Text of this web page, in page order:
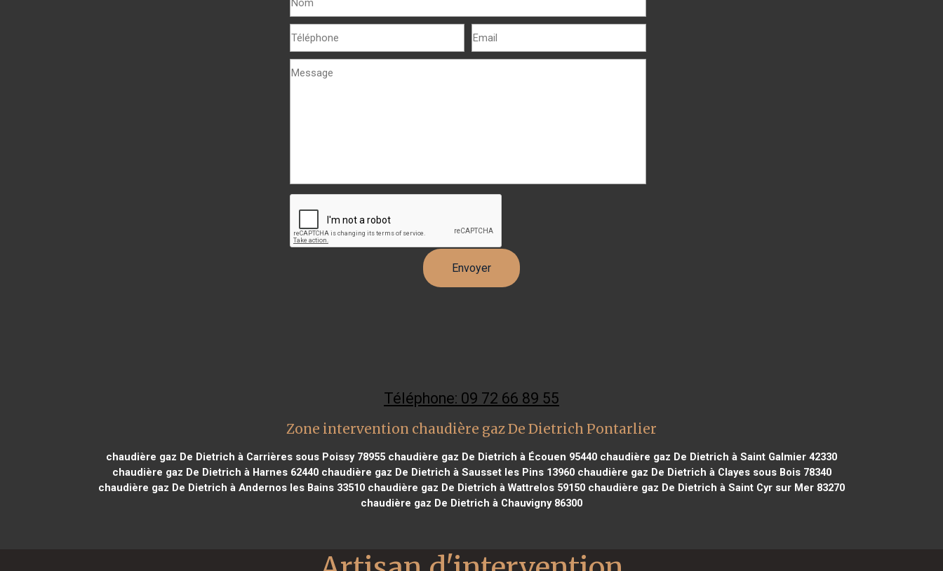
Téléphone: 09 72 66 89 55
Zone intervention chaudière gaz De Dietrich Pontarlier
chaudière gaz De Dietrich à Carrières sous Poissy 78955 chaudière gaz De Dietrich à Écouen 95440 chaudière gaz De Dietrich à Saint Galmier 42330
chaudière gaz De Dietrich à Harnes 62440chaudière gaz De Dietrich à Sausset les Pins 13960chaudière gaz De Dietrich à Clayes sous Bois 78340
chaudière gaz De Dietrich à Andernos les Bains 33510 chaudière gaz De Dietrich à Wattrelos 59150 chaudière gaz De Dietrich à Saint Cyr sur Mer 83270
chaudière gaz De Dietrich à Chauvigny 86300